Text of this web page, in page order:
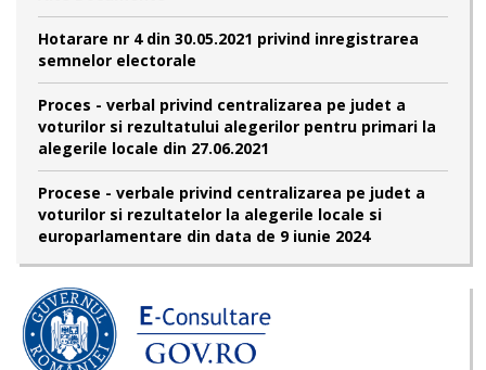
Hotarare nr 4 din 30.05.2021 privind inregistrarea
semnelor electorale
Proces - verbal privind centralizarea pe judet a
voturilor si rezultatului alegerilor pentru primari la
alegerile locale din 27.06.2021
Procese - verbale privind centralizarea pe judet a
voturilor si rezultatelor la alegerile locale si
europarlamentare din data de 9 iunie 2024